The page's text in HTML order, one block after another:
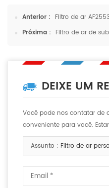
Anterior : Filtro de ar
Próxima : Filtro de ar de
DEIXE UM
Você pode nos contatar de
conveniente para você.
email ou telefone.
Assunto : Filtro de ar